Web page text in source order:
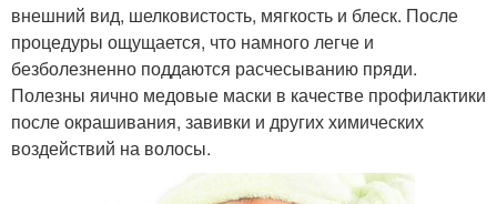
внешний вид, шелковистость, мягкость и блеск. После
процедуры ощущается, что намного легче и
безболезненно поддаются расчесыванию пряди.
Полезны яично медовые маски в качестве профилактики
после окрашивания, завивки и других химических
воздействий на волосы.